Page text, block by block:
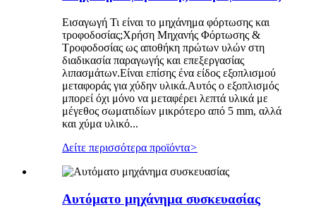
Εισαγωγή Τι είναι το μηχάνημα φόρτωσης και
τροφοδοσίας;Χρήση Μηχανής Φόρτωσης &
Τροφοδοσίας ως αποθήκη πρώτων υλών στη
διαδικασία παραγωγής και επεξεργασίας
λιπασμάτων.Είναι επίσης ένα είδος εξοπλισμού
μεταφοράς για χύδην υλικά.Αυτός ο εξοπλισμός
μπορεί όχι μόνο να μεταφέρει λεπτά υλικά με
μέγεθος σωματιδίων μικρότερο από 5 mm, αλλά
και χύμα υλικό...
Δείτε περισσότερα προϊόντα>
Αυτόματο μηχάνημα συσκευασίας